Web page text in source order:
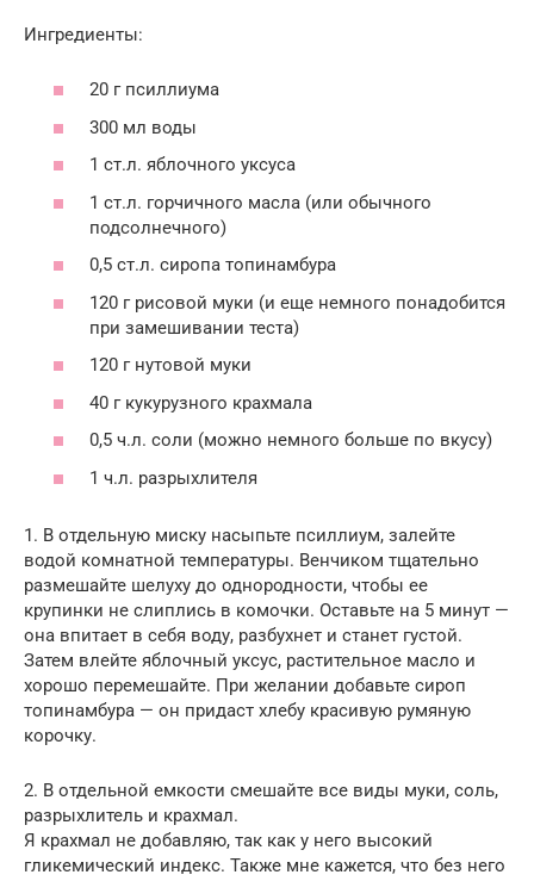
Ингредиенты:
20 г псиллиума
300 мл воды
1 ст.л. яблочного уксуса
1 ст.л. горчичного масла (или обычного
подсолнечного)
0,5 ст.л. сиропа топинамбура
120 г рисовой муки (и еще немного понадобится
при замешивании теста)
120 г нутовой муки
40 г кукурузного крахмала
0,5 ч.л. соли (можно немного больше по вкусу)
1 ч.л. разрыхлителя
1. В отдельную миску насыпьте псиллиум, залейте
водой комнатной температуры. Венчиком тщательно
размешайте шелуху до однородности, чтобы ее
крупинки не слиплись в комочки. Оставьте на 5 минут —
она впитает в себя воду, разбухнет и станет густой.
Затем влейте яблочный уксус, растительное масло и
хорошо перемешайте. При желании добавьте сироп
топинамбура — он придаст хлебу красивую румяную
корочку.
2. В отдельной емкости смешайте все виды муки, соль,
разрыхлитель и крахмал.
Я крахмал не добавляю, так как у него высокий
гликемический индекс. Также мне кажется, что без него